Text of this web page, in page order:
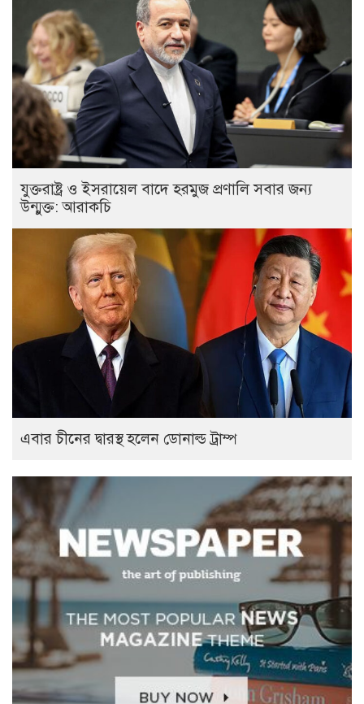
যুক্তরাষ্ট্র ও ইসরায়েল বাদে হরমুজ প্রণালি সবার জন্য
উন্মুক্ত: আরাকচি
এবার চীনের দ্বারস্থ হলেন ডোনাল্ড ট্রাম্প